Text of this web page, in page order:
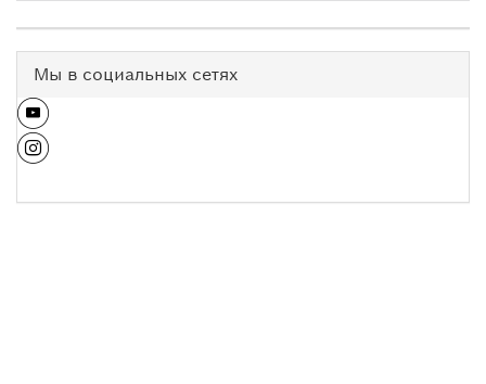
Мы в социальных сетях